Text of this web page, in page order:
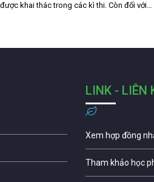
được khai thác trong các kì thi. Còn đối với…
LINK - LIÊN
Xem hợp đồng
Tham khảo học